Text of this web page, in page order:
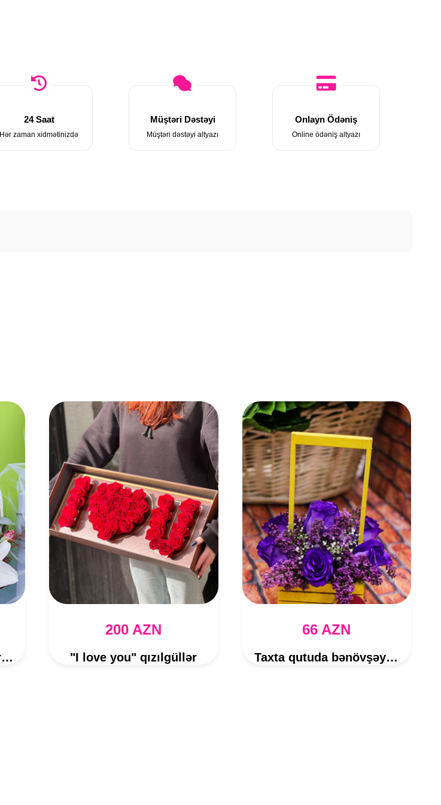
24 Saat
Hər zaman xidmətinizdə
Müştəri Dəstəyi
Müştəri dəstəyi altyazı
Onlayn Ödəniş
Online ödəniş altyazı
Səbətdə müxtəlif güllər kompozisiyası ağ səbətdə
200 AZN
"I love you" qızılgüllər
66 AZN
Taxta qutuda bənövşəyi qızılgüllərdən gül buketi